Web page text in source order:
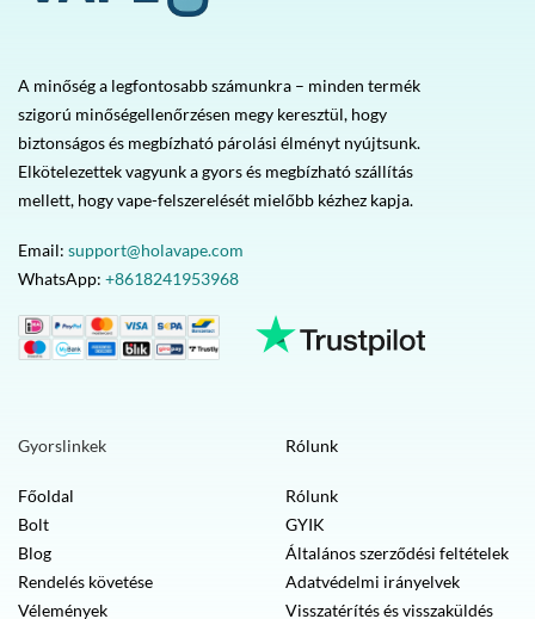
A minőség a legfontosabb számunkra – minden termék
szigorú minőségellenőrzésen megy keresztül, hogy
biztonságos és megbízható párolási élményt nyújtsunk.
Elkötelezettek vagyunk a gyors és megbízható szállítás
mellett, hogy vape-felszerelését mielőbb kézhez kapja.
Email: support@holavape.com
WhatsApp: +8618241953968
Gyorslinkek
Főoldal
Bolt
Blog
Rendelés követése
Vélemények
Rólunk
Rólunk
GYIK
Általános szerződési feltételek
Adatvédelmi irányelvek
Visszatérítés és visszaküldés